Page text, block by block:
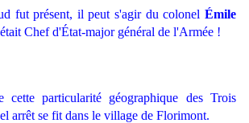
fut présent, il peut s'agir du colonel Émile
Chef d'État-major général de l'Armée !
cette particularité géographique des Trois
arrêt se fit dans le village de Florimont.